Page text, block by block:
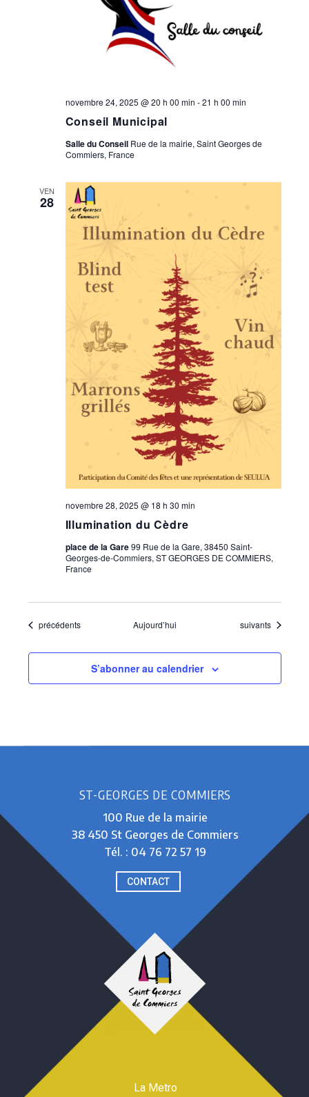
Conseil Municipal
novembre 24, 2025 @ 20 h 00 min -21 h 00 min
Salle du Conseil Rue de la mairie, Saint Georges de
Commiers, France
VEN
28
Illumination du Cèdre
novembre 28, 2025 @ 18 h 30 min
place de la Gare99 Rue de la Gare, 38450 Saint-
Georges-de-Commiers, ST GEORGES DE COMMIERS,
France
Évènements
précédents Aujourd’hui Évènements
suivants
S’abonner au calendrier
ST-GEORGES DE COMMIERS
100 Rue de la mairie
38 450 St Georges de Commiers
Tél. : 04 76 72 57 19
CONTACT
La Metro